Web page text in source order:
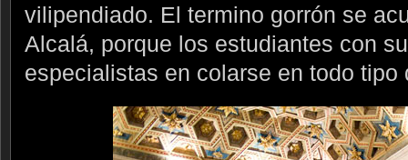
vilipendiado. El termino gorrón se
Alcalá, porque los estudiantes con
especialistas en colarse en todo tipo